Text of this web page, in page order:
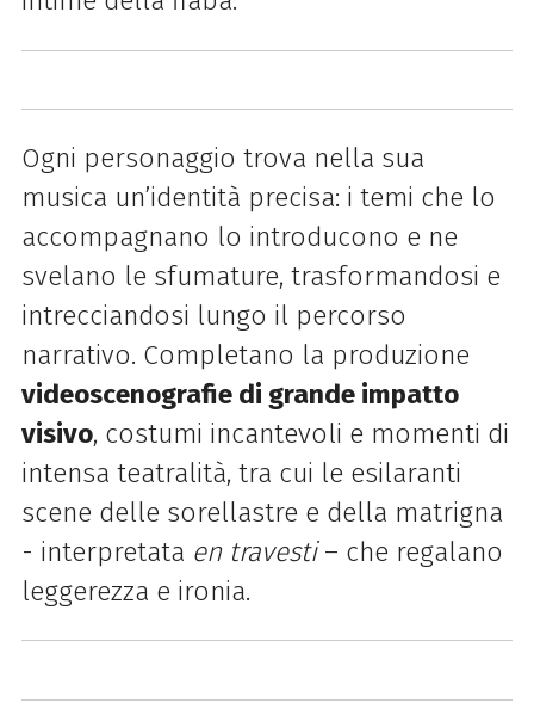
Ogni personaggio trova nella sua
musica un’identità precisa: i temi che lo
accompagnano lo introducono e ne
svelano le sfumature, trasformandosi e
intrecciandosi lungo il percorso
narrativo. Completano la produzione
videoscenografie di grande impatto
visivo, costumi incantevoli e momenti di
intensa teatralità, tra cui le esilaranti
scene delle sorellastre e della matrigna
- interpretata en travesti– che regalano
leggerezza e ironia.